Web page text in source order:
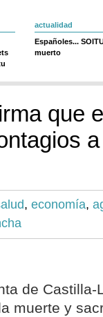
actualidad
Españoles...
muerto
que
, economía,
de Castilla-
muerte y